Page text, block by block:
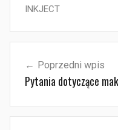
INKJECT
wpisuPoprzedni wpis
Pytania dotyczące